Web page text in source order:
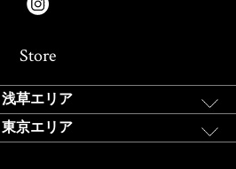
Store
浅草エリア
東京エリア